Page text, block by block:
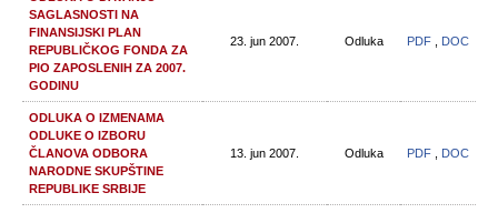
SAGLASNOSTI NA
FINANSIJSKI PLAN
REPUBLIČKOG FONDA ZA
PIO ZAPOSLENIH ZA 2007.
GODINU
23. jun 2007. Odluka PDF DOC
ODLUKA O IZMENAMA
ODLUKE O IZBORU
ČLANOVA ODBORA
NARODNE SKUPŠTINE
REPUBLIKE SRBIJE
13. jun 2007. Odluka PDF DOC